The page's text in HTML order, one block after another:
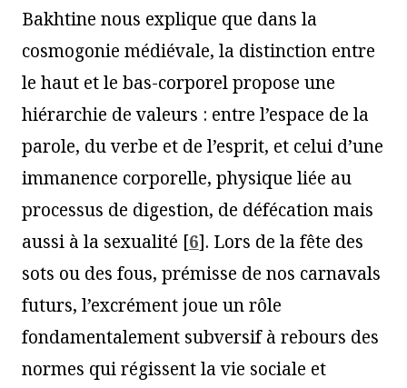
Bakhtine nous explique que dans la
cosmogonie médiévale, la distinction entre
le haut et le bas-corporel propose une
hiérarchie de valeurs : entre l’espace de la
parole, du verbe et de l’esprit, et celui d’une
immanence corporelle, physique liée au
processus de digestion, de défécation mais
aussi à la sexualité [6]. Lors de la fête des
sots ou des fous, prémisse de nos carnavals
futurs, l’excrément joue un rôle
fondamentalement subversif à rebours des
normes qui régissent la vie sociale et